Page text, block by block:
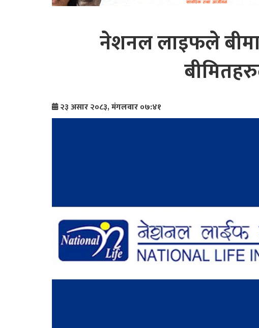
नेशनल लाइफले बीमा
२३ असार २०८३, मंगलवार ०७:४१